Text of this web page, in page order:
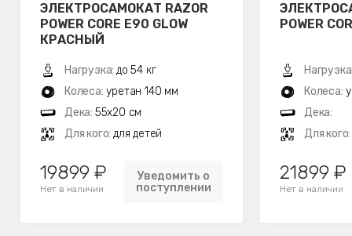
ЭЛЕКТРОСАМОКАТ RAZOR
POWER CORE E90 GLOW
КРАСНЫЙ
Нагрузка: до 54 кг
Колеса: уретан 140 мм
Дека: 55х20 см
Для кого: для детей
19899 ₽
Нет в наличии
Уведомить о
поступлении
POWER
Колеса:
Дека:
Для кого:
21899 ₽
Нет в наличии